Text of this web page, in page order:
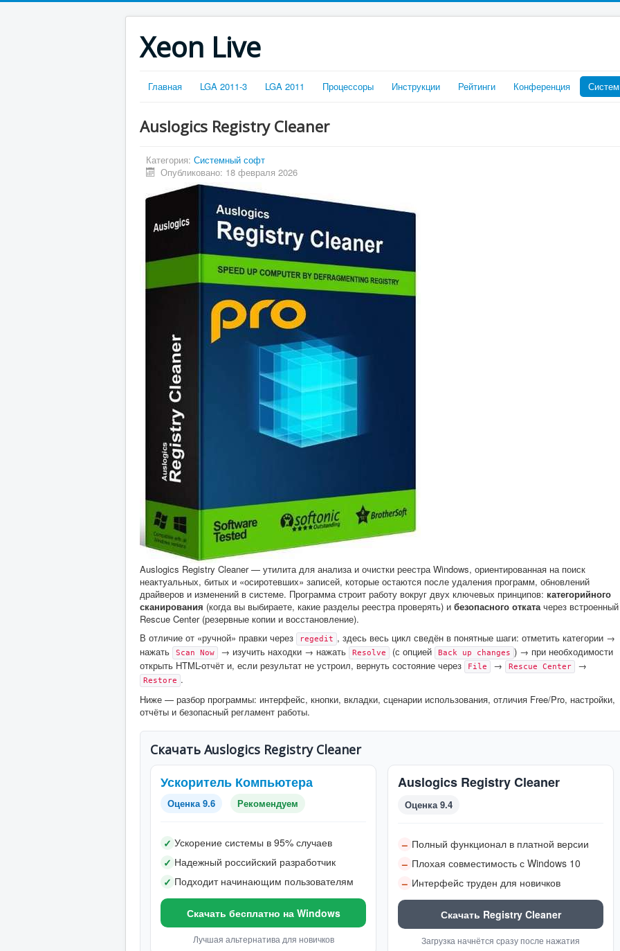
Xeon Live
Главная LGA 2011-3 LGA 2011 Процессоры Инструкции Рейтинги Конференция
Auslogics Registry Cleaner
Категория: Системный софт
Опубликовано: 18 февраля 2026
Auslogics Registry Cleaner — утилита для анализа и очистки реестра Windows, ориентированная на поиск
неактуальных, битых и «осиротевших» записей, которые остаются после удаления программ, обновлений
драйверов и изменений в системе. Программа строит работу вокруг двух ключевых принципов: категорийного
сканирования (когда вы выбираете, какие разделы реестра проверять) и безопасного откатачерез встроенный
Rescue Center (резервные копии и восстановление).
В отличие от «ручной» правки через
regedit , здесь весь цикл сведён в понятные шаги: отметить категории →
нажать
Scan Now → изучить находки → нажать Resolve (с опцией Back up changes ) → при необходимости
открыть HTML-отчёт и, если результат не устроил, вернуть состояние через
File → Rescue Center →
Restore .
Ниже — разбор программы: интерфейс, кнопки, вкладки, сценарии использования, отличия Free/Pro, настройки,
отчёты и безопасный регламент работы.
Скачать Auslogics Registry Cleaner
Ускоритель Компьютера
Оценка 9.6 Рекомендуем
✓ Ускорение системы в 95% случаев
✓ Надежный российский разработчик
✓ Подходит начинающим пользователям
Скачать бесплатно на Windows
Лучшая альтернатива для новичков
Auslogics Registry Cleaner
Оценка 9.4
– Полный функционал в платной версии
– Плохая совместимость с Windows 10
– Интерфейс труден для новичков
Скачать Registry Cleaner
Загрузка начнётся сразу после нажатия